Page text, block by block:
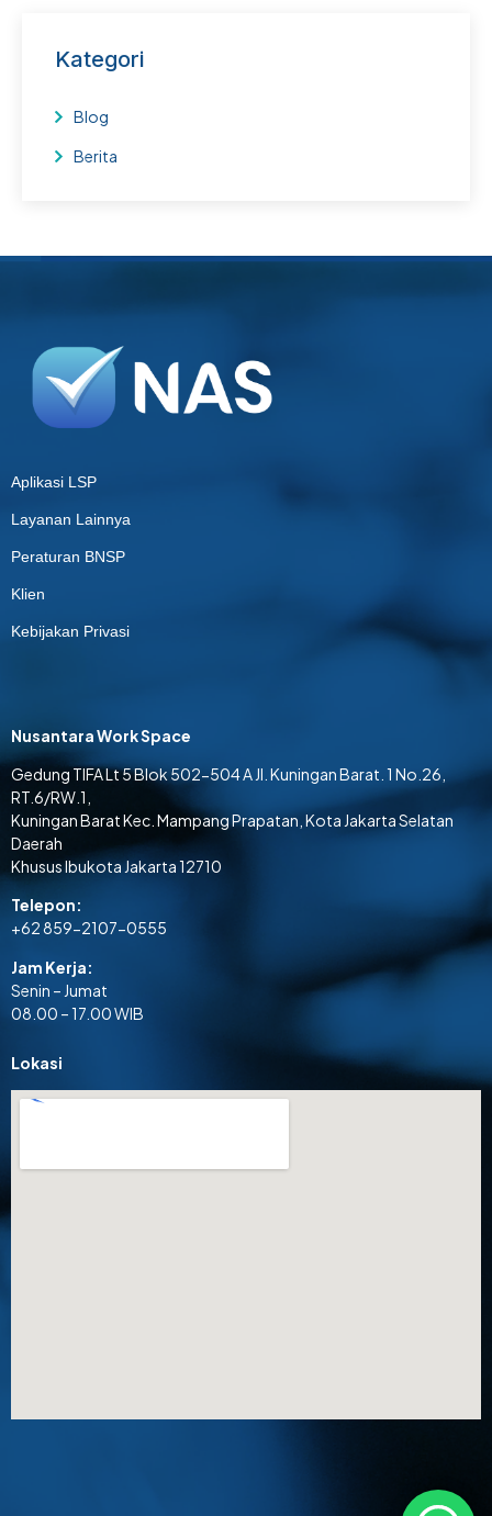
Kategori
Blog
Berita
Aplikasi LSP
Layanan Lainnya
Peraturan BNSP
Klien
Kebijakan Privasi
Nusantara Work Space
Gedung TIFA Lt 5 Blok 502-504 A Jl. Kuningan Barat. 1 No.26,
RT.6/RW.1,
Kuningan Barat Kec. Mampang Prapatan, Kota Jakarta Selatan
Daerah
Khusus Ibukota Jakarta 12710
Telepon:
+62 859-2107-0555
Jam Kerja:
Senin – Jumat
08.00 – 17.00 WIB
Lokasi